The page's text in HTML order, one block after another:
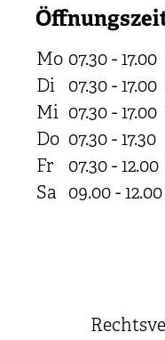
Mo 07.30 - 17.00
Di
07.30 - 17.00
Mi 07.30 - 17.00
Do 07.30 - 17.30
Fr
07.30 - 12.00
Sa 09.00 - 12.00